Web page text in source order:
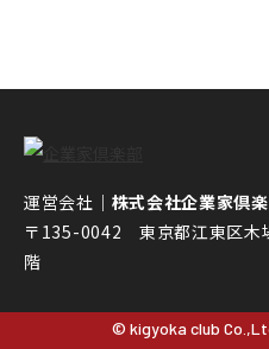
運営会社｜ 株式会社企業家倶
〒135-0042 東京都江東区木
階
© kigyoka club